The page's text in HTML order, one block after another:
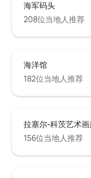
海军码头
208位当地人推荐
海洋馆
182位当地人推荐
拉塞尔-科茨艺术
156位当地人推荐